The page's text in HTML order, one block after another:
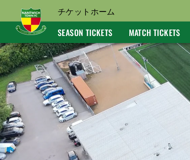
チケットホーム
SEASON TICKETS
MATCH TICKETS